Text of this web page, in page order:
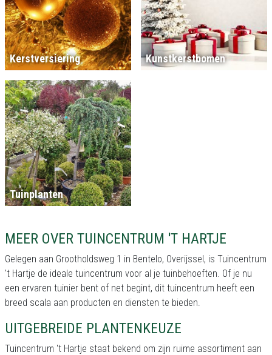
Kerstversiering Kunstkerstbomen
Tuinplanten
MEER OVER TUINCENTRUM 'T HARTJE
Gelegen aan Grootholdsweg 1 in Bentelo, Overijssel, is Tuincentrum
't Hartje de ideale tuincentrum voor al je tuinbehoeften. Of je nu
een ervaren tuinier bent of net begint, dit tuincentrum heeft een
breed scala aan producten en diensten te bieden.
UITGEBREIDE PLANTENKEUZE
Tuincentrum 't Hartje staat bekend om zijn ruime assortiment aan